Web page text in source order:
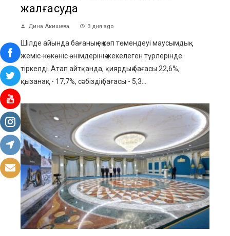
жалғасуда
Дина Акишева 3 дня ago
Шілде айында бағаның ең көп төмендеуі маусымдық
жеміс-көкөніс өнімдерінің жекелеген түрлерінде
тіркелді. Атап айтқанда, қиярдың бағасы 22,6%,
қызанақ - 17,7%, сәбіздің бағасы - 5,3...